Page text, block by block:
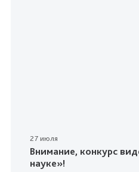
27 июля
Внимание, конкурс
науке»!